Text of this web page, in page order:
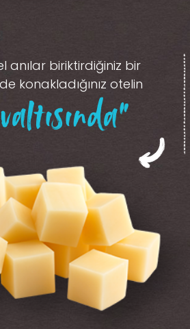
anılar biriktirdiğiniz bir
konakladığınız otelin